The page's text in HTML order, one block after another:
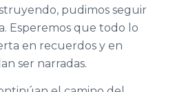
pudimos seguir
Esperemos que todo lo
en recuerdos y en
ser narradas.